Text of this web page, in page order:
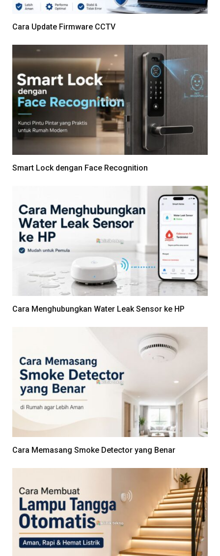
Cara Update Firmware CCTV
Smart Lock dengan Face Recognition
Cara Menghubungkan Water Leak Sensor ke HP
Cara Memasang Smoke Detector yang Benar